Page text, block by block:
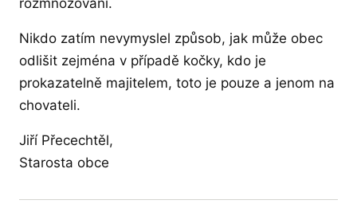
rozmnožování.
Nikdo zatím nevymyslel způsob, jak může obec
odlišit zejména v případě kočky, kdo je
prokazatelně majitelem, toto je pouze a jenom na
chovateli.
Jiří Přecechtěl,
Starosta obce